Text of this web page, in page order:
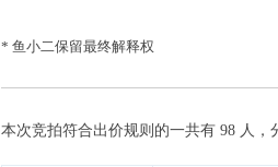
* 鱼小二保留最终解释权
本次竞拍符合出价规则的一共有 98 人，